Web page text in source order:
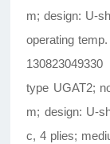
m; design: U-
operating
130823049330
type UGAT2;
m; design: U-
c, 4 plies;